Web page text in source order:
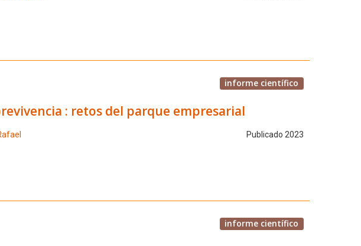
informe científico
: retos del parque empresarial
Publicado 2023
informe científico